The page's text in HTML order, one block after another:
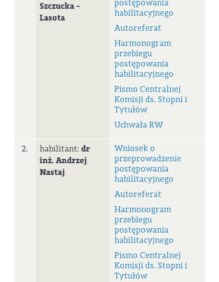
Szczucka -
Lasota
postępowania
habilitacyjnego
Autoreferat
Harmonogram
przebiegu
postępowania
habilitacyjnego
Pismo Centralnej
Komisji ds. Stopni i
Tytułów
Uchwała RW
2. habilitant: dr
inż. Andrzej
Nastaj
Wniosek o
przeprowadzenie
postępowania
habilitacyjnego
Autoreferat
Harmonogram
przebiegu
postępowania
habilitacyjnego
Pismo Centralnej
Komisji ds. Stopni i
Tytułów